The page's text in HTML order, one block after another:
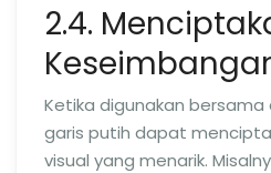
2.4.
Ketika digunakan bersama
garis putih dapat
visual yang menarik.